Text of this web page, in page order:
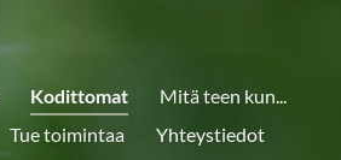
Kodittomat
Mitä teen kun...
Tue toimintaa
Yhteystiedot